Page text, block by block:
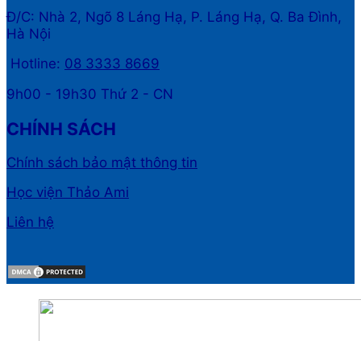
Đ/C: Nhà 2, Ngõ 8 Láng Hạ, P. Láng Hạ, Q. Ba Đình,
Hà Nội
Hotline: 08 3333 8669
9h00 - 19h30 Thứ 2 - CN
CHÍNH SÁCH
Chính sách bảo mật thông tin
Học viện Thảo Ami
Liên hệ